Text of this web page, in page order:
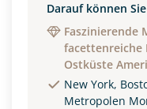
Darauf können
Faszinierende
facettenreiche
Ostküste
New York,
Metropolen
Reisebeginn
Option 1